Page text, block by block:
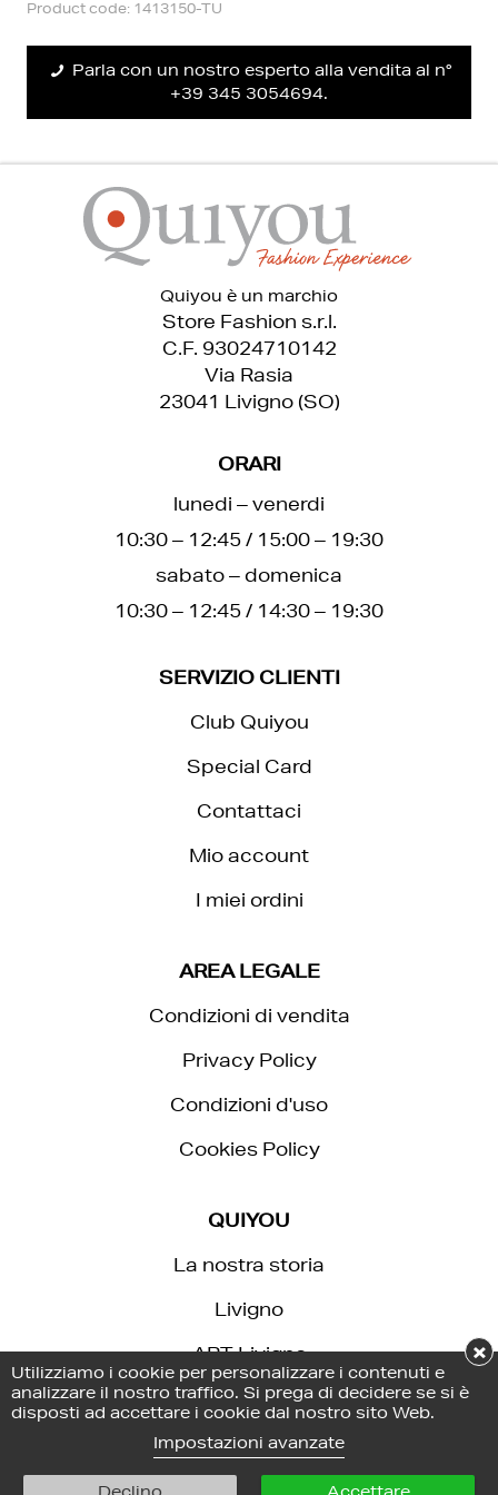
Utilizziamo i cookie per personalizzare i contenuti e
analizzare il nostro traffico. Si prega di decidere se si è
disposti ad accettare i cookie dal nostro sito Web.
Impostazioni avanzate
×
Product code: 1413150-TU
Parla con un nostro esperto alla vendita al n°
+39 345 3054694.
Quiyou è un marchio
Store Fashion s.r.l.
C.F. 93024710142
Via Rasia
23041 Livigno (SO)
ORARI
lunedi – venerdi
10:30 – 12:45 / 15:00 – 19:30
sabato – domenica
10:30 – 12:45 / 14:30 – 19:30
SERVIZIO CLIENTI
Club Quiyou
Special Card
Contattaci
Mio account
I miei ordini
AREA LEGALE
Condizioni di vendita
Privacy Policy
Condizioni d'uso
Cookies Policy
QUIYOU
La nostra storia
Livigno
APT Livigno
Aquagranda
Seguici su: